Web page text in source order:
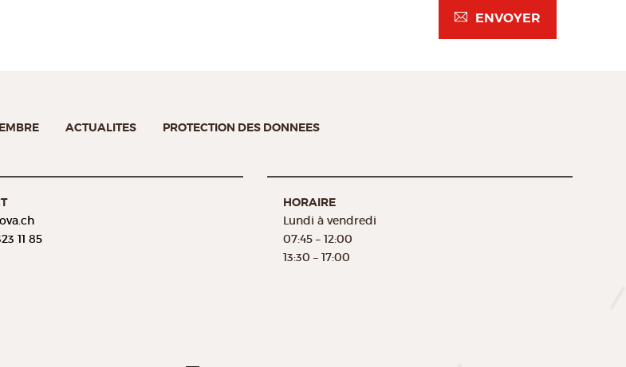
ENVOYER
ACTUALITES PROTECTION DES DONNEES
11 85
HORAIRE
Lundi à vendredi
07:45 – 12:00
13:30 – 17:00